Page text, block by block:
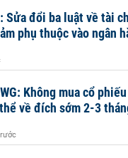
Sửa đổi ba luật về tài
phụ thuộc vào ngân
Không mua cổ
về đích sớm 2-3